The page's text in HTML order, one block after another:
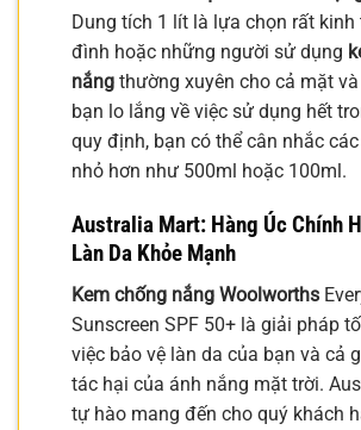
Dung tích 1 lít là lựa chọn rất kinh
đình hoặc những người sử dụng
nắng thường xuyên cho cả mặt và
bạn lo lắng về việc sử dụng hết
quy định, bạn có thể cân nhắc
nhỏ hơn như 500ml hoặc 100ml.
Australia Mart: Hàng Úc Chính
Làn Da Khỏe Mạnh
Kem chống nắng Woolworths
Sunscreen SPF 50+ là giải pháp
việc bảo vệ làn da của bạn và cả
tác hại của ánh nắng mặt trời.
tự hào mang đến cho quý khách